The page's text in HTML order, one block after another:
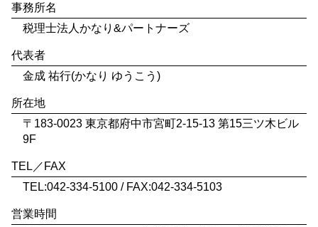
事務所名
税理士法人かなり&パートナーズ
代表者
金成 祐行(かなり ゆうこう)
所在地
〒183-0023 東京都府中市宮町2-15-13 第15三ツ木ビル
9F
TEL／FAX
TEL:042-334-5100 / FAX:042-334-5103
営業時間